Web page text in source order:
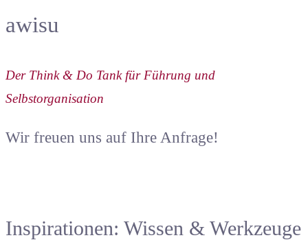
awisu
Der Think & Do Tank für Führung und
Selbstorganisation
Wir freuen uns auf Ihre Anfrage!
Inspirationen: Wissen & Werkzeuge